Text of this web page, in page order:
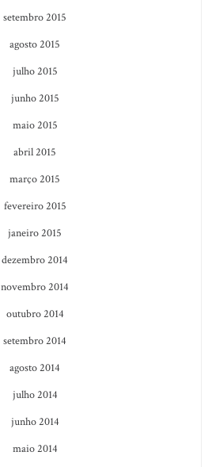
setembro 2015
agosto 2015
julho 2015
junho 2015
maio 2015
abril 2015
março 2015
fevereiro 2015
janeiro 2015
dezembro 2014
novembro 2014
outubro 2014
setembro 2014
agosto 2014
julho 2014
junho 2014
maio 2014